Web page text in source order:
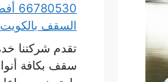
السقف بالكويت
تقدم شركتنا
سقف بكافة